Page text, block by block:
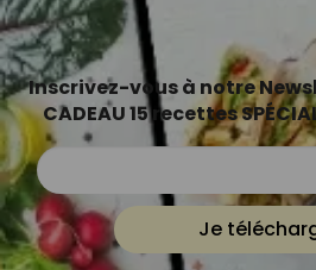
Inscrivez-vous à notre
CADEAU 15 recettes
Je